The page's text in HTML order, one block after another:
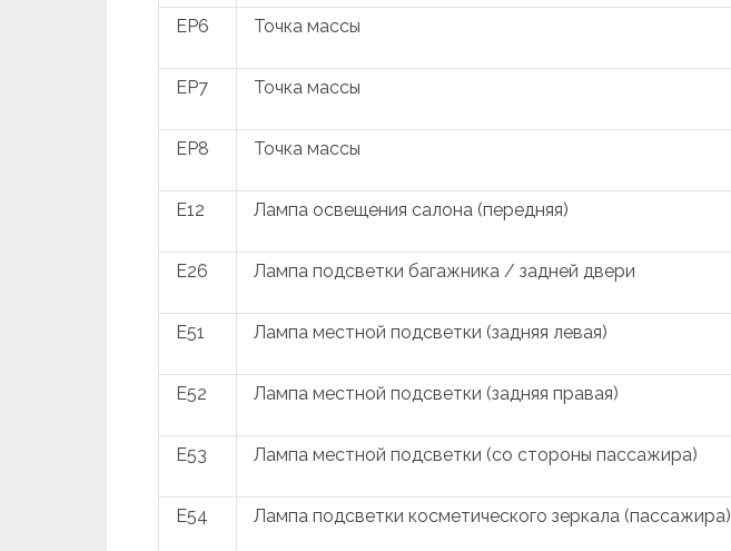
EP6 Точка массы
EP7 Точка массы
EP8 Точка массы
E12 Лампа освещения салона (передняя)
E26 Лампа подсветки багажника / задней двери
E51 Лампа местной подсветки (задняя левая)
E52 Лампа местной подсветки (задняя правая)
E53 Лампа местной подсветки (со стороны пассажира)
E54 Лампа подсветки косметического зеркала (пассажира)